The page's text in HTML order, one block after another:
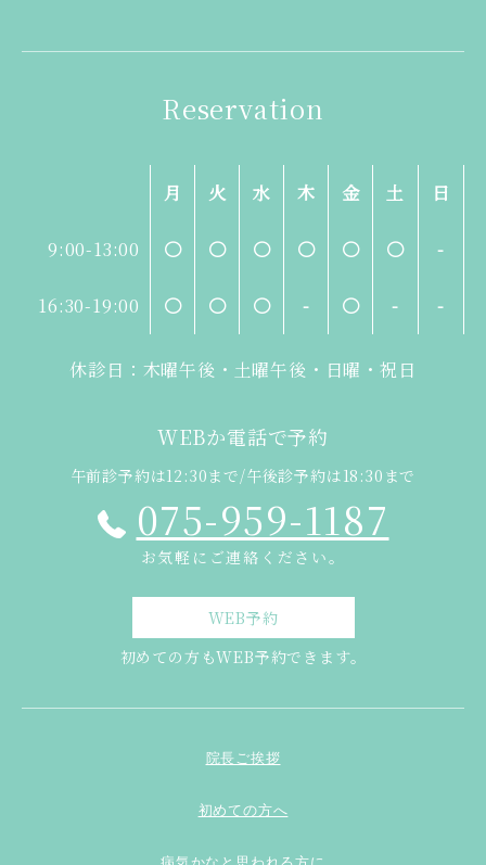
Reservation
月 火 水 木 金 土 日
9:00-13:00 〇 〇 〇 〇 〇 〇 -
16:30-19:00 〇 〇 〇 - 〇 - -
休診日：木曜午後・土曜午後・日曜・祝日
WEBか電話で予約
午前診予約は12:30まで/午後診予約は18:30まで
075-959-1187
お気軽にご連絡ください。
WEB予約
初めての方もWEB予約できます。
院長ご挨拶
初めての方へ
病気かなと思われる方に